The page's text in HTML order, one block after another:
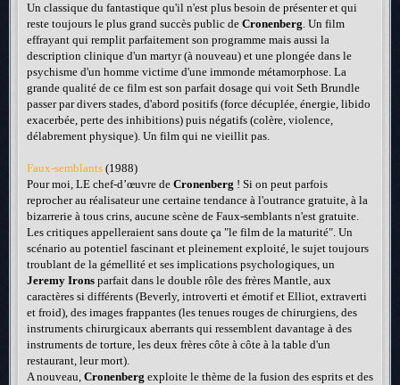
Un classique du fantastique qu'il n'est plus besoin de présenter et qui
reste toujours le plus grand succès public de Cronenberg. Un film
effrayant qui remplit parfaitement son programme mais aussi la
description clinique d'un martyr (à nouveau) et une plongée dans le
psychisme d'un homme victime d'une immonde métamorphose. La
grande qualité de ce film est son parfait dosage qui voit Seth Brundle
passer par divers stades, d'abord positifs (force décuplée, énergie, libido
exacerbée, perte des inhibitions) puis négatifs (colère, violence,
délabrement physique). Un film qui ne vieillit pas.
Faux-semblants (1988)
Pour moi, LE chef-d’œuvre de Cronenberg ! Si on peut parfois
reprocher au réalisateur une certaine tendance à l'outrance gratuite, à la
bizarrerie à tous crins, aucune scène de Faux-semblants n'est gratuite.
Les critiques appelleraient sans doute ça "le film de la maturité". Un
scénario au potentiel fascinant et pleinement exploité, le sujet toujours
troublant de la gémellité et ses implications psychologiques, un
Jeremy Irons parfait dans le double rôle des frères Mantle, aux
caractères si différents (Beverly, introverti et émotif et Elliot, extraverti
et froid), des images frappantes (les tenues rouges de chirurgiens, des
instruments chirurgicaux aberrants qui ressemblent davantage à des
instruments de torture, les deux frères côte à côte à la table d'un
restaurant, leur mort).
A nouveau, Cronenberg exploite le thème de la fusion des esprits et des